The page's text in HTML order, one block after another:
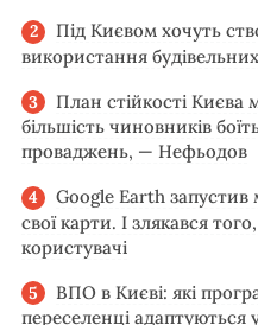
Під Києвом хочуть
використання
План стійкості
більшість чиновників
проваджень, — Нефьодов
Google Earth
свої карти. І злякався
користувачі
ВПО в Києві: які
переселенці адаптуються